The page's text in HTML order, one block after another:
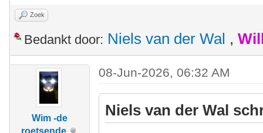
Zoek
Bedankt door: Niels van der Wal ,
Wim -de
roetsende
08-Jun-2026, 06:32 AM
Niels van der Wal